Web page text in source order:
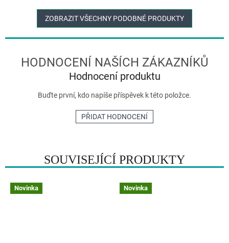
SOUVISEJÍCÍ PRODUKTY
Novinka Novinka
ZOBRAZIT VŠECHNY PODOBNÉ PRODUKTY
Hodnocení produktu
Buďte první, kdo napíše příspěvek k této položce.
PŘIDAT HODNOCENÍ